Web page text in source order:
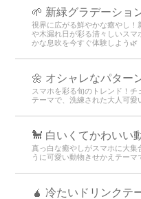
🌱 新緑グラデーショ
視界に広がる鮮やかな癒やし
や木漏れ日が彩る清々しいス
かな息吹を今すぐ体験しよう🌿
🌼 オシャレなパター
スマホを彩る旬のトレンド！チ
テーマで、洗練された大人可
🐩 白いくてかわいい
真っ白な癒やしがスマホに大集
うに可愛い動物きせかえテーマ
🧉 冷たいドリンクテ